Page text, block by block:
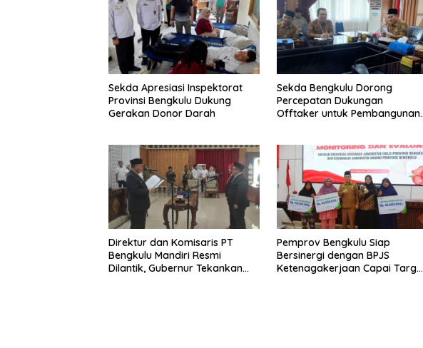
Sekda Apresiasi Inspektorat
Provinsi Bengkulu Dukung
Gerakan Donor Darah
Sekda Bengkulu Dorong
Percepatan Dukungan
Offtaker untuk Pembangunan
Direktur dan Komisaris PT
Bengkulu Mandiri Resmi
Dilantik, Gubernur Tekankan
Pemprov Bengkulu Siap
Bersinergi dengan BPJS
Ketenagakerjaan Capai Target